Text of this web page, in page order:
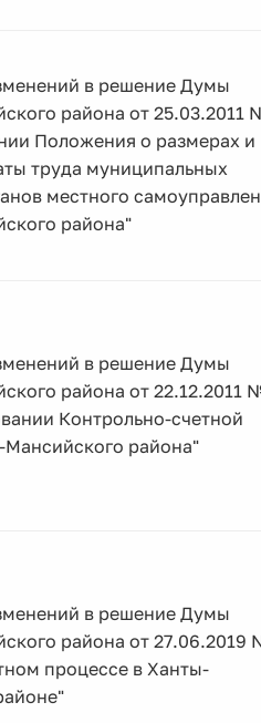
в решение Думы
района от 25.03.2011
Положения о размерах и
труда муниципальных
местного
района"
в решение Думы
района от 22.12.2011
Контрольно-счетной
района"
в решение Думы
района от 27.06.2019
процессе в Ханты-